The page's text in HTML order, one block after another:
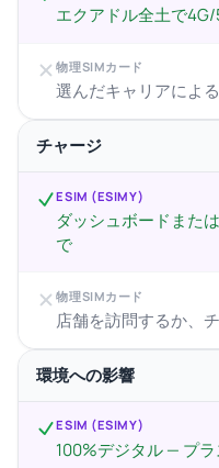
エクアドル全土で
物理SIMカード
選んだキャリアによる
チャージ
ESIM (ESIMY)
ダッシュボードまた
で
物理SIMカード
店舗を訪問するか、
環境への影響
ESIM (ESIMY)
100%デジタル — プ